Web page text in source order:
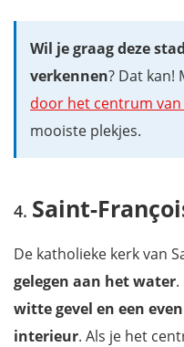
Wil je graag deze
verkennen? Dat kan!
door het centrum van
mooiste plekjes.
Saint-
De katholieke kerk van
gelegen aan het water
witte gevel en een
interieur. Als je het